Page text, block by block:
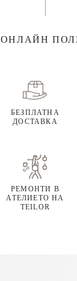
ОНЛАЙН
БЕЗПЛАТНА
ДОСТАВКА
РЕМОНТИ В
АТЕЛИЕТО НА
TEILOR